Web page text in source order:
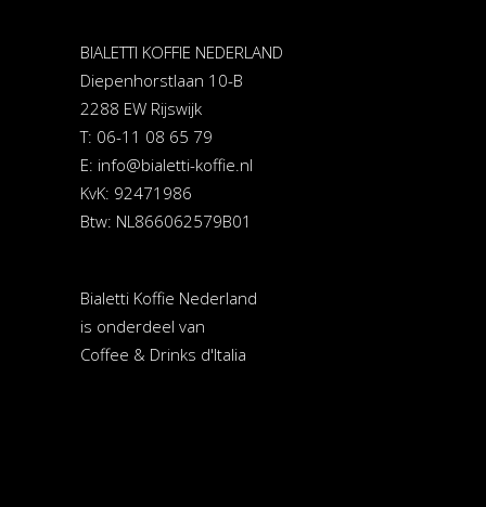
BIALETTI KOFFIE NEDERLAND
Diepenhorstlaan 10-B
2288 EW Rijswijk
T: 06-11 08 65 79
E: info@bialetti-koffie.nl
KvK: 92471986
Btw: NL866062579B01
Bialetti Koffie Nederland
is onderdeel van
Coffee & Drinks d'Italia